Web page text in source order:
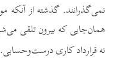
نمی‌گذرانند. گذشته از آنکه
همان‌جایی که بیرون تلقی
نه قرارداد کاری درست‌و‌حسابی.